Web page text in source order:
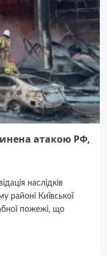
атакою РФ,
наслідків
районі Київської
пожежі, що